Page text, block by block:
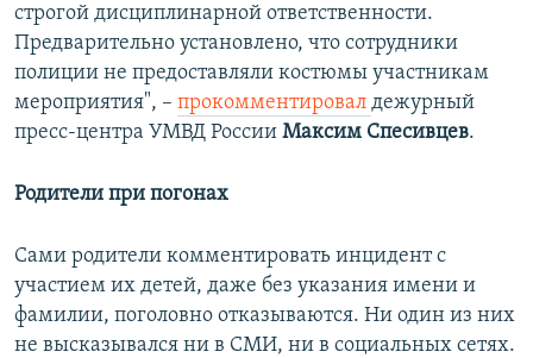
строгой дисциплинарной ответственности.
Предварительно установлено, что сотрудники
полиции не предоставляли костюмы участникам
мероприятия", – прокомментировал дежурный
пресс-центра УМВД России Максим Спесивцев.
Родители при погонах
Сами родители комментировать инцидент с
участием их детей, даже без указания имени и
фамилии, поголовно отказываются. Ни один из них
не высказывался ни в СМИ, ни в социальных сетях.